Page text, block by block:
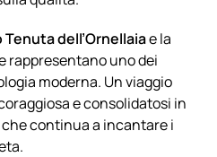
dell’Ornellaiae la
rappresentano uno dei
moderna. Un viaggio
e consolidatosi in
continua a incantare i